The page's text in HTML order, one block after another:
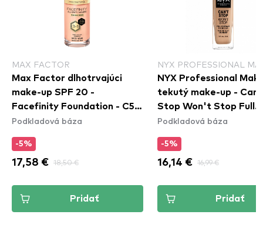
MAX FACTOR
Max Factor dlhotrvajúci
make-up SPF 20 -
Facefinity Foundation - C50
Natural Rose
Podkladová báza
-5%
17,58 € 18,50 €
Pridať
NYX PROFESSIONAL
NYX Professional
tekutý make-up -
Stop Won't Stop Full
Coverage Foundation
Podkladová báza
-5%
16,14 € 16,99 €
Pridať